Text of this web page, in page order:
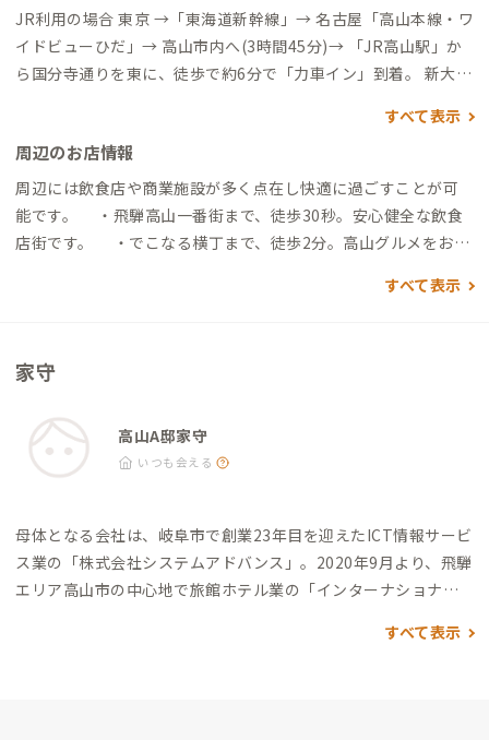
JR利用の場合 東京 →「東海道新幹線」→ 名古屋「高山本線・ワ
イドビューひだ」→ 高山市内へ(3時間45分)→ 「JR高山駅」か
ら国分寺通りを東に、徒歩で約6分で「力車イン」到着。 新大阪
→ 高山市内へ (3時間)→ 「JR高山駅」から国分寺通りを東に、
徒歩で約 6分で「力車イン」到着。 名古屋「高山本線・ワイド
ビューひだ」→ 高山市内へ (2時間30分)→ 「JR高山駅」から国
分寺通りを東に、徒歩で約 6分で「力車イン」到着。 高速バス
利用の場合 東京：新宿「バスタ新宿」 →「高山濃飛BC」→ 高
に、徒歩で約 6分で「力車イン」到着。 大阪：大阪なんば →
寺通りを東に、徒歩で約 6分で「力車イン」到着。 名古屋：名
内へ (2時間30分)→ 「高山濃飛BC」から国分寺通りを東に、徒
歩で約 6分で「力車イン」到着。 /////////////////// 自動車利用の
場合 ＜東名高速道路経由＞ 東京 → 「東名高速」 → 「東海北陸
→ 高山市市内へ (5時間30分)→ 「高山IC」から、高山市内へ約1
5分で「力車イン」到着。 ＜中央自動車道＞ 東京 →「中央道」
→ 松本IC「R158」→ 平湯温泉「R158」→ 高山市内へ (4時間3
すべて表示
周辺のお店情報
周辺には飲食店や商業施設が多く点在し快適に過ごすことが可
能です。 ・飛騨高山一番街まで、徒歩30秒。安心健全な飲食
店街です。 ・でこなる横丁まで、徒歩2分。高山​グルメをお値
分。飛騨ことばを聞きながら新鮮な野菜や季節の果物のお買い
煙禁止です。 ・高山陣屋まで徒歩約7分。徳川幕府の陣屋がほ
かれています。 ・飛騨国分寺 まで徒歩約3分。樹齢1200年を
超える大銀杏と、三重塔がそびえる境内には高山城から移された
【周辺のお店情報】 徒歩２分圏内に数多くの飲食店がござい
ますので、迷ったらスタッフまでお声掛けください。 ・ファ
ミリーストアさとう（ 地元スーパー ）：徒歩約2分。 ・デイ
リーヤマザキ（ コンビニエンス ）：徒歩約1分。 ・セブンイ
すべて表示
家守
高山A邸家守
いつも会える
母体となる会社は、岐阜市で創業23年目を迎えたICT情報サービ
ス業の「株式会社システムアドバンス」。 2020年9月より、飛騨
エリア高山市の中心地で旅館ホテル業の「インターナショナル
・小中高学校時代の地元同級
すべて表示